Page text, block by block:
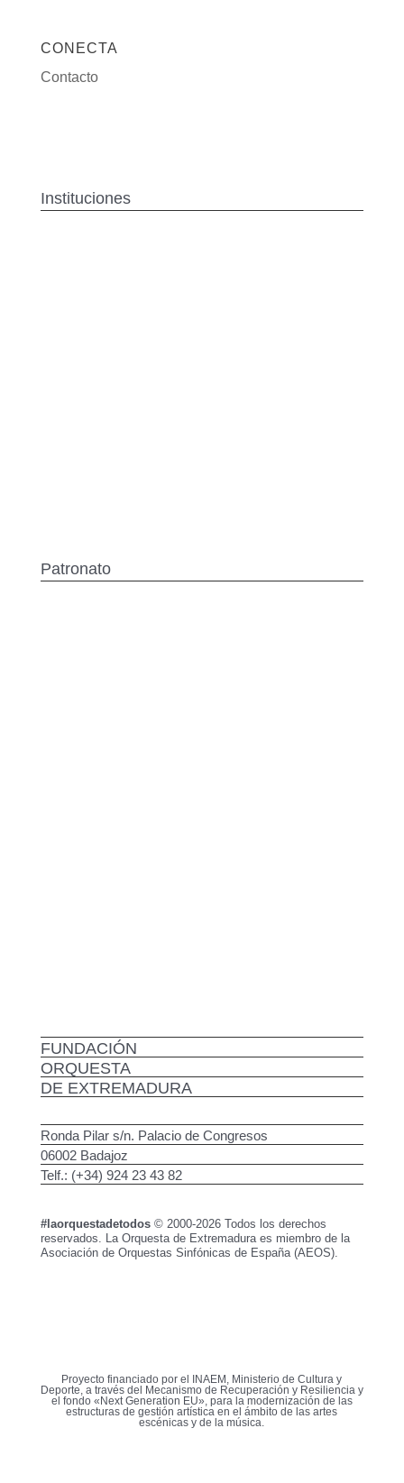
CONECTA
Contacto
Instituciones
Patronato
FUNDACIÓN
ORQUESTA
DE EXTREMADURA
Ronda Pilar s/n. Palacio de Congresos
06002 Badajoz
Telf.: (+34) 924 23 43 82
#laorquestadetodos© 2000-2026 Todos los derechos
reservados. La Orquesta de Extremadura es miembro de la
Asociación de Orquestas Sinfónicas de España (AEOS).
Proyecto financiado por el INAEM, Ministerio de Cultura y
Deporte, a través del Mecanismo de Recuperación y Resiliencia y
el fondo «Next Generation EU», para la modernización de las
estructuras de gestión artística en el ámbito de las artes
escénicas y de la música.